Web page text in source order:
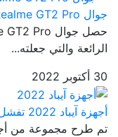
جوال Realme GT2 Pro يحصل على تحديث Android 13
الرائعة والتي جعلته...
30 أكتوبر 2022
أجهزة آيباد 2022 تفشل في إثارة الإعجاب